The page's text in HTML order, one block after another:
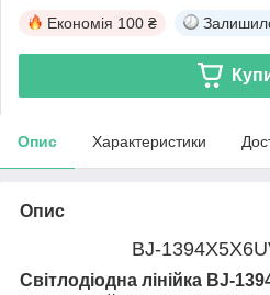
Економія 100 ₴
Опис Характеристики
Опис
BJ-
Світлодіодна лінійка BJ-